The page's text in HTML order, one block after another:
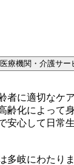
療機関・介護サ
者に適切なケ
齢化によって
安心して日常
多岐にわたり